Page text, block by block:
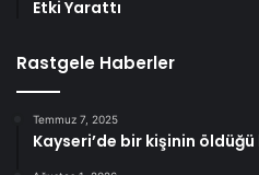
Etki Yarattı
Rastgele Haberler
Temmuz 7, 2025
Kayseri’de bir kişinin